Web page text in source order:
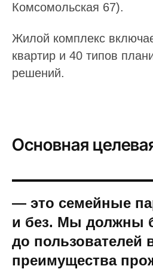
Комсомольская 67).
Жилой комплекс
квартир и 40 типов
решений.
Основная
— это семейные
и без. Мы должны
до пользователей
преимущества